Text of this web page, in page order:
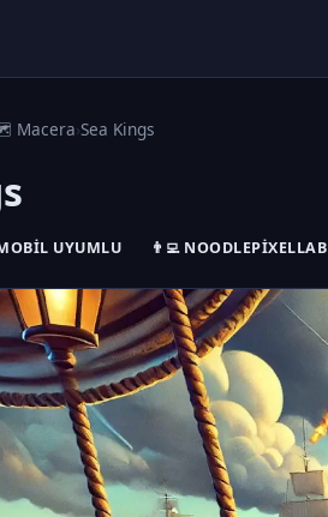
Macera›Sea Kings
UYUMLU 👨‍💻 NOODLEPIXELLAB